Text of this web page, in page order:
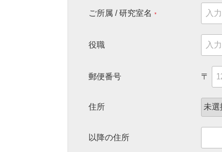
ご所属 / 研究室名 *
役職
郵便番号 〒
住所
以降の住所